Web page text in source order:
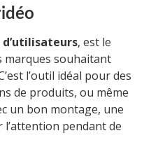
, est le
marques souhaitant
l’outil idéal pour des
de produits, ou même
un bon montage, une
pendant de